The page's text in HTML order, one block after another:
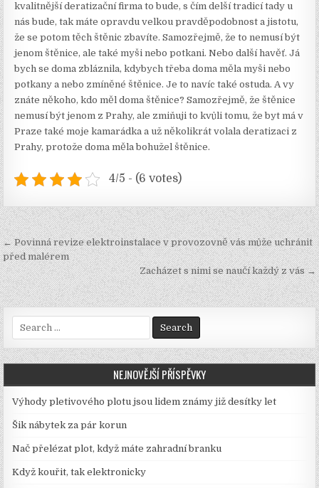
kvalitnější deratizační firma to bude, s čím delší tradicí tady u
nás bude, tak máte opravdu velkou pravděpodobnost a jistotu,
že se potom těch štěnic zbavíte. Samozřejmě, že to nemusí být
jenom štěnice, ale také myši nebo potkani. Nebo další havěť. Já
bych se doma zbláznila, kdybych třeba doma měla myši nebo
potkany a nebo zmíněné štěnice. Je to navíc také ostuda. A vy
znáte někoho, kdo měl doma štěnice? Samozřejmě, že štěnice
nemusí být jenom z Prahy, ale zmiňuji to kvůli tomu, že byt má v
Praze také moje kamarádka a už několikrát volala deratizaci z
Prahy, protože doma měla bohužel štěnice.
4/5 - (6 votes)
Navigace
pro
příspěvek
← Povinná revize elektroinstalace v provozovně vás může uchránit
před malérem
Zacházet s nimi se naučí každý z vás →
Search
for:
NEJNOVĚJŠÍ PŘÍSPĚVKY
Výhody pletivového plotu jsou lidem známy již desítky let
Šik nábytek za pár korun
Nač přelézat plot, když máte zahradní branku
Když kouřit, tak elektronicky